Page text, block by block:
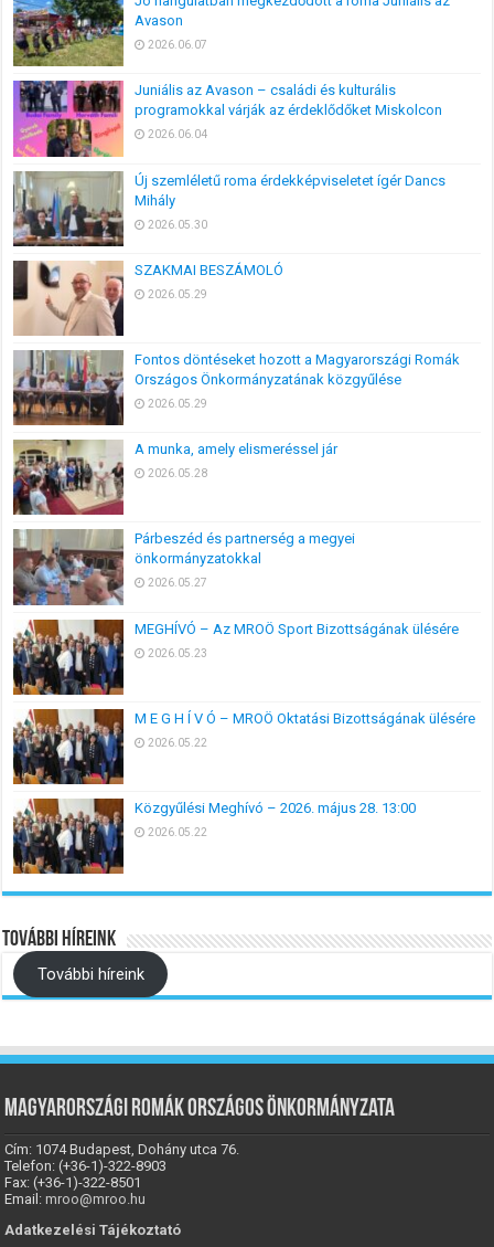
Avason
2026.06.07
Juniális az Avason – családi és kulturális
programokkal várják az érdeklődőket Miskolcon
2026.06.04
Új szemléletű roma érdekképviseletet ígér Dancs
Mihály
2026.05.30
SZAKMAI BESZÁMOLÓ
2026.05.29
Fontos döntéseket hozott a Magyarországi Romák
Országos Önkormányzatának közgyűlése
2026.05.29
A munka, amely elismeréssel jár
2026.05.28
Párbeszéd és partnerség a megyei
önkormányzatokkal
2026.05.27
MEGHÍVÓ – Az MROÖ Sport Bizottságának ülésére
2026.05.23
M E G H Í V Ó – MROÖ Oktatási Bizottságának ülésére
2026.05.22
Közgyűlési Meghívó – 2026. május 28. 13:00
2026.05.22
További híreink
További híreink
Magyarországi Romák Országos Önkormányzata
Cím: 1074 Budapest, Dohány utca 76.
Telefon: (+36-1)-322-8903
Fax: (+36-1)-322-8501
Email:mroo@mroo.hu
Adatkezelési Tájékoztató